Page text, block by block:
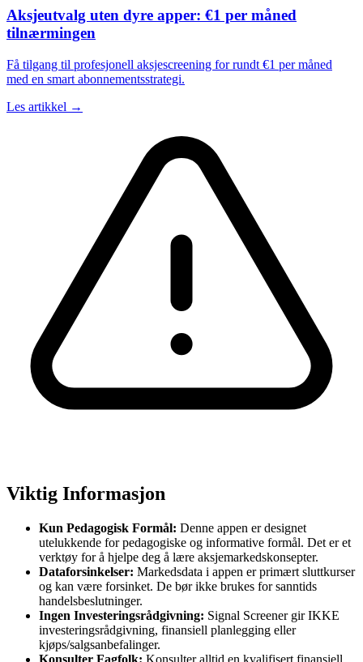
Aksjeutvalg uten dyre apper: €1 per måned
tilnærmingen
Få tilgang til profesjonell aksjescreening for rundt €1 per måned
med en smart abonnementsstrategi.
Les artikkel →
Viktig Informasjon
Kun Pedagogisk Formål: Denne appen er designet
utelukkende for pedagogiske og informative formål. Det er et
verktøy for å hjelpe deg å lære aksjemarkedskonsepter.
Dataforsinkelser: Markedsdata i appen er primært sluttkurser
og kan være forsinket. De bør ikke brukes for sanntids
handelsbeslutninger.
Ingen Investeringsrådgivning: Signal Screener gir IKKE
investeringsrådgivning, finansiell planlegging eller
kjøps/salgsanbefalinger.